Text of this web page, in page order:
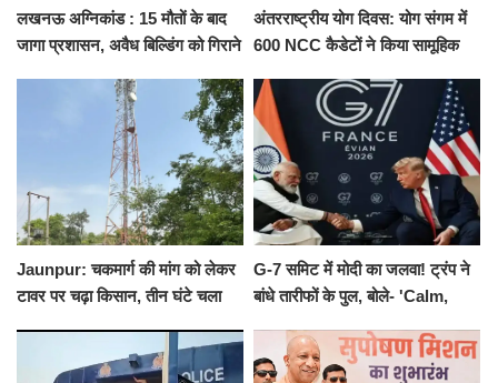
लखनऊ अग्निकांड : 15 मौतों के बाद
जागा प्रशासन, अवैध बिल्डिंग को गिराने
अंतरराष्ट्रीय योग दिवस: योग संगम में
600 NCC कैडेटों ने किया सामूहिक
संकल्प
Jaunpur: चकमार्ग की मांग को लेकर
टावर पर चढ़ा किसान, तीन घंटे चला
G-7 समिट में मोदी का जलवा! ट्रंप ने
बांधे तारीफों के पुल, बोले- 'Calm,